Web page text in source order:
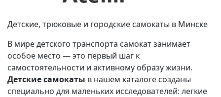
Детские, трюковые и городские самокаты в Минске
В мире детского транспорта самокат занимает
особое место — это первый шаг к
самостоятельности и активному образу жизни.
Детские самокаты в нашем каталоге созданы
специально для маленьких исследователей: легкие